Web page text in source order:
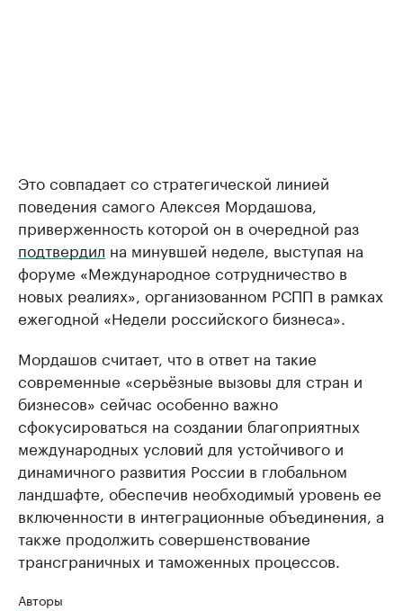
Это совпадает со стратегической линией
поведения самого Алексея Мордашова,
приверженность которой он в очередной раз
подтвердил на минувшей неделе, выступая на
форуме «Международное сотрудничество в
новых реалиях», организованном РСПП в рамках
ежегодной «Недели российского бизнеса».
Мордашов считает, что в ответ на такие
современные «серьёзные вызовы для стран и
бизнесов» сейчас особенно важно
сфокусироваться на создании благоприятных
международных условий для устойчивого и
динамичного развития России в глобальном
ландшафте, обеспечив необходимый уровень ее
включенности в интеграционные объединения, а
также продолжить совершенствование
трансграничных и таможенных процессов.
Авторы